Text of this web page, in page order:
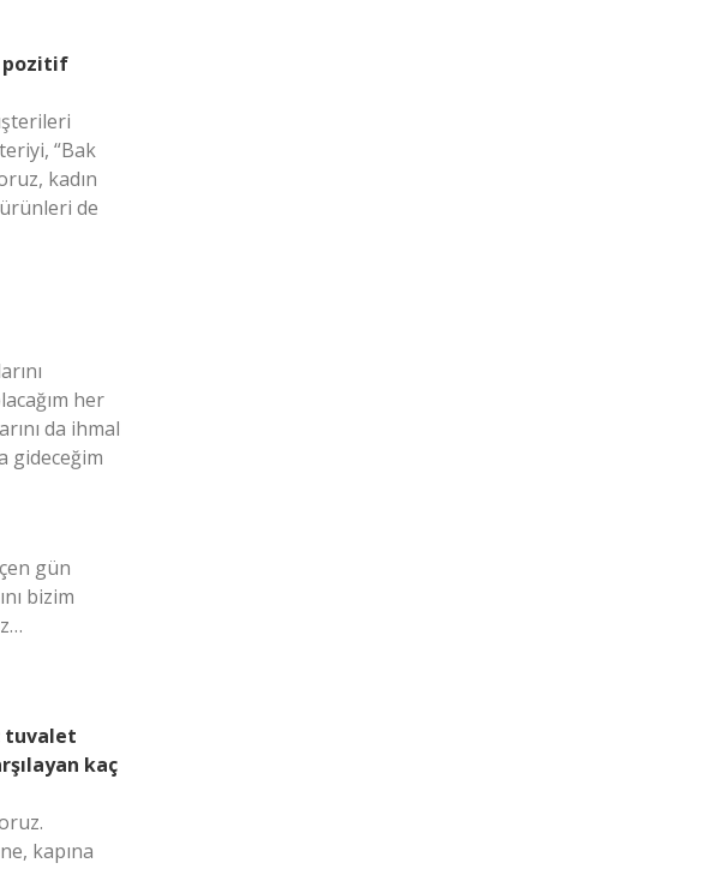
pozitif
“Bak
kadın
de
her
da ihmal
gideceğim
gün
bizim
tuvalet
kaç
kapına